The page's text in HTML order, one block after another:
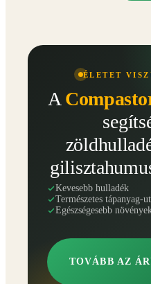
ÉLETET
A
Kevesebb hulladék
Természetes tápanyag-
Egészségesebb
TOVÁBB AZ